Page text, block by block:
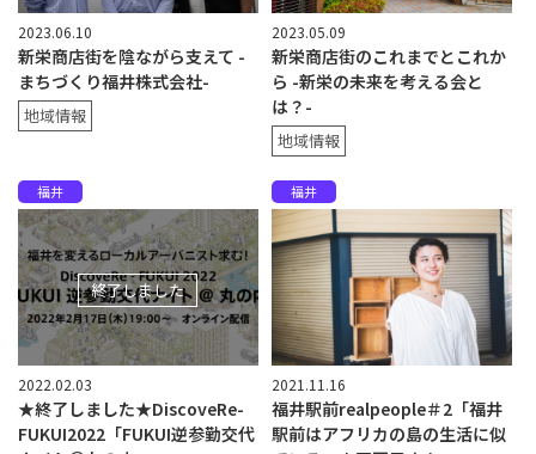
2023.06.10
新栄商店街を陰ながら支えて -
まちづくり福井株式会社-
地域情報
2023.05.09
新栄商店街のこれまでとこれか
ら -新栄の未来を考える会と
は？-
地域情報
福井
終了しました
2022.02.03
★終了しました★DiscoveRe-
FUKUI2022「FUKUI逆参勤交代
福井
2021.11.16
福井駅前realpeople＃2「福井
駅前はアフリカの島の生活に似